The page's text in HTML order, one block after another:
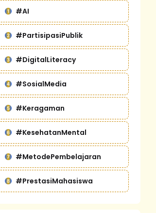
#AI
#PartisipasiPublik
#DigitalLiteracy
#SosialMedia
#Keragaman
#KesehatanMental
#MetodePembelajaran
#PrestasiMahasiswa